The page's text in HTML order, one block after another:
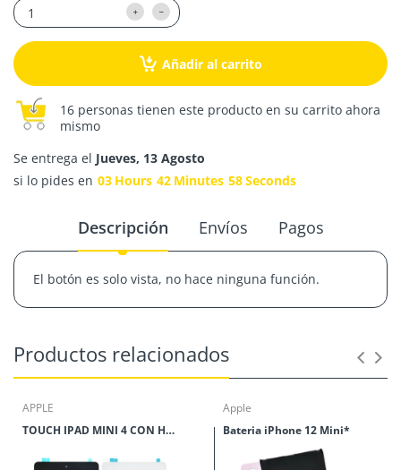
Añadir al carrito
16 personas tienen este producto en su carrito ahora
mismo
Se entrega el Jueves, 13 Agosto
si lo pides en 03 Hours 42 Minutes 58Seconds
Descripción Envíos Pagos
El botón es solo vista, no hace ninguna función.
Productos relacionados
APPLE
TOUCH IPAD MINI 4 CON HOME
Apple
Bateria iPhone 12 Mini*